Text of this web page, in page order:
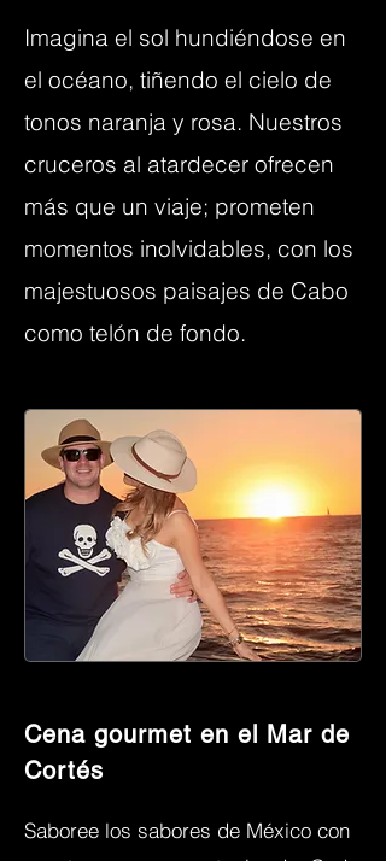
Imagina el sol hundiéndose en
el océano, tiñendo el cielo de
tonos naranja y rosa. Nuestros
cruceros al atardecer ofrecen
más que un viaje; prometen
momentos inolvidables, con los
majestuosos paisajes de Cabo
como telón de fondo.
Cena gourmet en el Mar de
Cortés
Saboree los sabores de México con